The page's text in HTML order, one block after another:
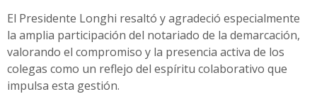
El Presidente Longhi resaltó y agradeció especialmente
la amplia participación del notariado de la demarcación,
valorando el compromiso y la presencia activa de los
colegas como un reflejo del espíritu colaborativo que
impulsa esta gestión.